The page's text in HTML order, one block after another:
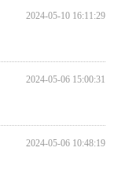
2024-05-10 16:11:29
2024-05-06 15:00:31
2024-05-06 10:48:19